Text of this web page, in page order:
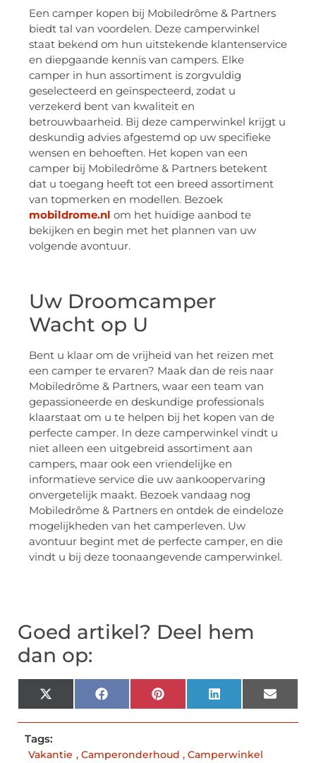
Een camper kopen bij Mobiledrôme & Partners
biedt tal van voordelen. Deze camperwinkel
staat bekend om hun uitstekende klantenservice
en diepgaande kennis van campers. Elke
camper in hun assortiment is zorgvuldig
geselecteerd en geïnspecteerd, zodat u
verzekerd bent van kwaliteit en
betrouwbaarheid. Bij deze camperwinkel krijgt u
deskundig advies afgestemd op uw specifieke
wensen en behoeften. Het kopen van een
camper bij Mobiledrôme & Partners betekent
dat u toegang heeft tot een breed assortiment
van topmerken en modellen. Bezoek
mobildrome.nl om het huidige aanbod te
bekijken en begin met het plannen van uw
volgende avontuur.
Uw Droomcamper
Wacht op U
Bent u klaar om de vrijheid van het reizen met
een camper te ervaren? Maak dan de reis naar
Mobiledrôme & Partners, waar een team van
gepassioneerde en deskundige professionals
klaarstaat om u te helpen bij het kopen van de
perfecte camper. In deze camperwinkel vindt u
niet alleen een uitgebreid assortiment aan
campers, maar ook een vriendelijke en
informatieve service die uw aankoopervaring
onvergetelijk maakt. Bezoek vandaag nog
Mobiledrôme & Partners en ontdek de eindeloze
mogelijkheden van het camperleven. Uw
avontuur begint met de perfecte camper, en die
vindt u bij deze toonaangevende camperwinkel.
Goed artikel? Deel hem
dan op:
X
(Twitter)
FacebookPinterestLinkedInEmail
Tags:
Vakantie , Camperonderhoud , Camperwinkel